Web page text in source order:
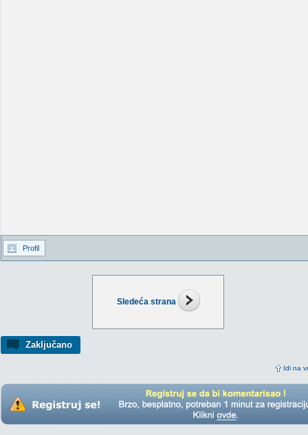
Sledeća strana
Zaključano
Idi na
Profil